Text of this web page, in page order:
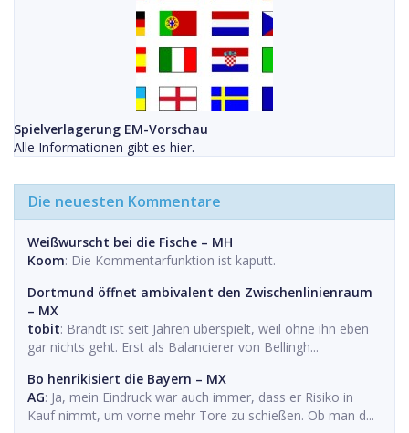
Spielverlagerung EM-Vorschau
Alle Informationen gibt es hier.
Die neuesten Kommentare
Weißwurscht bei die Fische – MH
Koom: Die Kommentarfunktion ist kaputt.
Dortmund öffnet ambivalent den Zwischenlinienraum
– MX
tobit: Brandt ist seit Jahren überspielt, weil ohne ihn eben
gar nichts geht. Erst als Balancierer von Bellingh...
Bo henrikisiert die Bayern – MX
AG: Ja, mein Eindruck war auch immer, dass er Risiko in
Kauf nimmt, um vorne mehr Tore zu schießen. Ob man d...